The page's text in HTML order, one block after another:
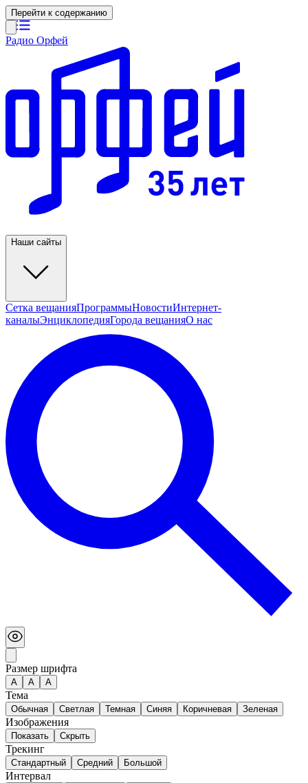
Перейти к содержанию
Радио Орфей
Наши сайты
Сетка вещанияПрограммыНовостиИнтернет-
каналыЭнциклопедияГорода вещанияО нас
Размер шрифта
А A A
Тема
Обычная Светлая Темная Синяя Коричневая Зеленая
Изображения
Показать Скрыть
Трекинг
Стандартный Средний Большой
Интервал